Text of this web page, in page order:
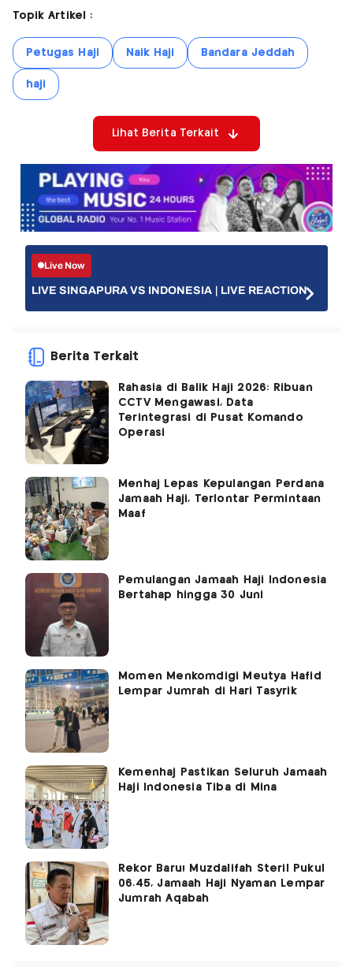
Topik Artikel :
Petugas Haji Naik Haji Bandara Jeddah
haji
Lihat Berita Terkait
Live Now
LIVE SINGAPURA VS INDONESIA | LIVE REACTION
Berita Terkait
Rahasia di Balik Haji 2026: Ribuan
CCTV Mengawasi, Data
Terintegrasi di Pusat Komando
Operasi
Menhaj Lepas Kepulangan Perdana
Jamaah Haji, Terlontar Permintaan
Maaf
Pemulangan Jamaah Haji Indonesia
Bertahap hingga 30 Juni
Momen Menkomdigi Meutya Hafid
Lempar Jumrah di Hari Tasyrik
Kemenhaj Pastikan Seluruh Jamaah
Haji Indonesia Tiba di Mina
Rekor Baru! Muzdalifah Steril Pukul
06.45, Jamaah Haji Nyaman Lempar
Jumrah Aqabah